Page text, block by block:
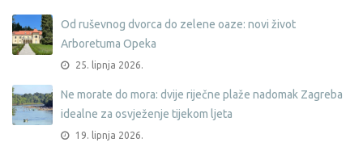
Od ruševnog dvorca do zelene oaze: novi život
Arboretuma Opeka
25. lipnja 2026.
Ne morate do mora: dvije riječne plaže nadomak Zagreba
idealne za osvježenje tijekom ljeta
19. lipnja 2026.